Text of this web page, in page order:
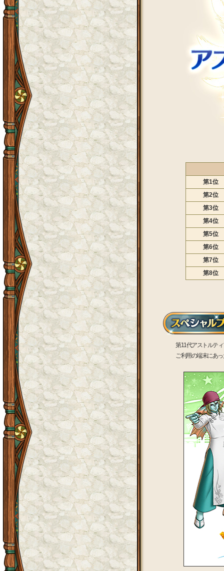
第 1 位
第 2 位
第 3 位
第 4 位
第 5 位
第 6 位
第 7 位
第 8 位
第11代アストルテ
ご利用の端末にあ